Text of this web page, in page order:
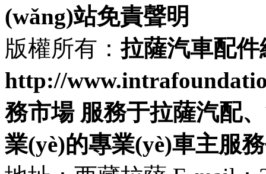
(wǎng)站免責聲明
版權所有：拉薩汽車配件
http://
務市場 服務于拉薩汽配
業(yè)的專業(yè)車主服